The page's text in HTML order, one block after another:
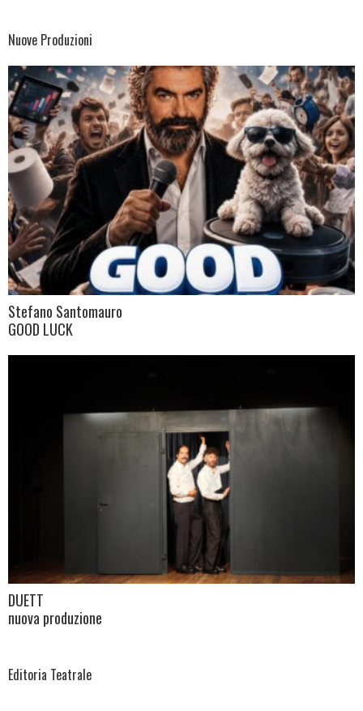
Nuove Produzioni
Stefano Santomauro
GOOD LUCK
DUETT
nuova produzione
Editoria Teatrale